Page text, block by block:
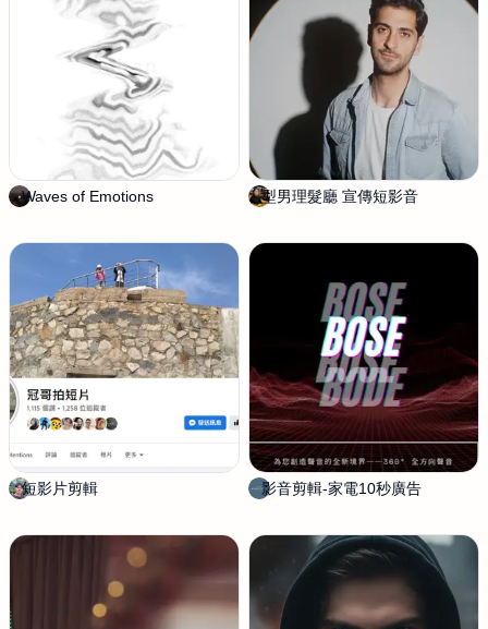
Z
h
Waves of Emotions
陳
淇
型男理髮廳 宣傳短影音
吳
廷
短影片剪輯
A
N
T
影音剪輯-家電10秒廣告